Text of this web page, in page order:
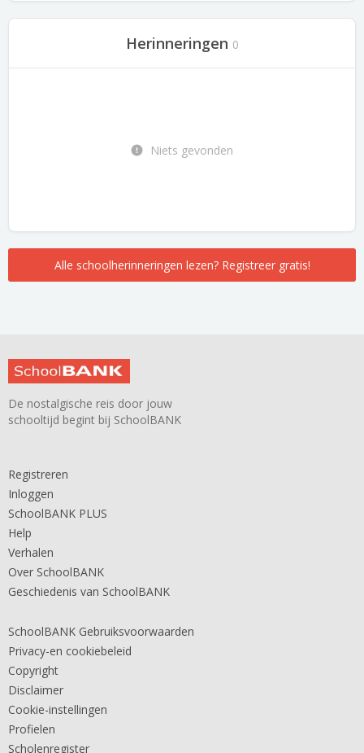
Herinneringen 0
Niets gevonden
Alle schoolherinneringen lezen? Registreer gratis!
De nostalgische reis door jouw
schooltijd begint bij SchoolBANK
Registreren
Inloggen
SchoolBANK PLUS
Help
Verhalen
Over SchoolBANK
Geschiedenis van SchoolBANK
SchoolBANK Gebruiksvoorwaarden
Privacy-en cookiebeleid
Copyright
Disclaimer
Cookie-instellingen
Profielen
Scholenregister